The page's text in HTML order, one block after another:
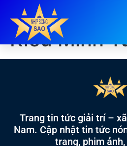
Tag:Cát
Kiều Minh
Trang tin tức giải trí –
Nam. Cập nhật tin tức
trang, phim